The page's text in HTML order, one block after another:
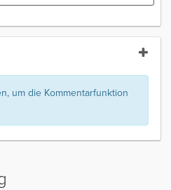
um die Kommentarfunktion